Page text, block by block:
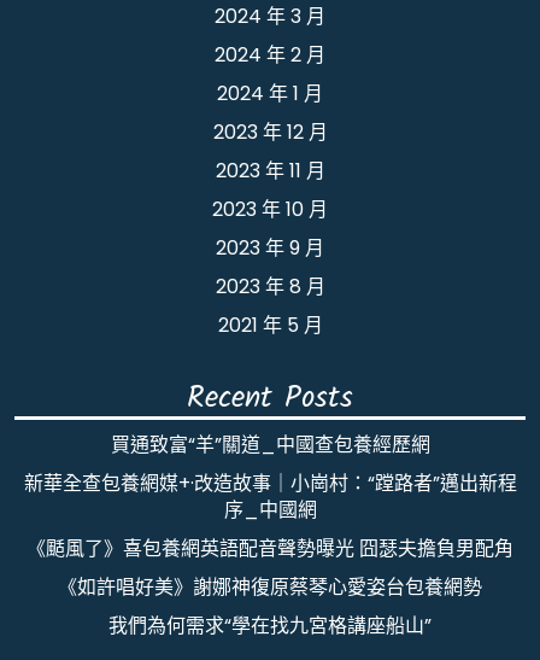
2024 年 3 月
2024 年 2 月
2024 年 1 月
2023 年 12 月
2023 年 11 月
2023 年 10 月
2023 年 9 月
2023 年 8 月
2021 年 5 月
Recent Posts
買通致富“羊”關道_中國查包養經歷網
新華全查包養網媒+·改造故事｜小崗村：“蹚路者”邁出新程
序_中國網
《颳風了》喜包養網英語配音聲勢曝光 囧瑟夫擔負男配角
《如許唱好美》謝娜神復原蔡琴心愛姿台包養網勢
我們為何需求“學在找九宮格講座船山”